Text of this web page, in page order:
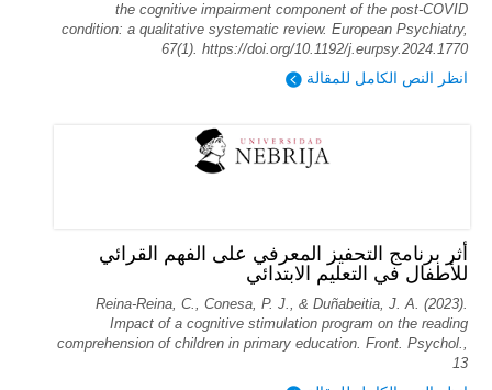
the cognitive impairment component of the post-COVID
condition: a qualitative systematic review. European Psychiatry,
67(1). https://doi.org/10.1192/j.eurpsy.2024.1770
انظر النص الكامل للمقالة
أثر برنامج التحفيز المعرفي على الفهم القرائي
للأطفال في التعليم الابتدائي
Reina-Reina, C., Conesa, P. J., & Duñabeitia, J. A. (2023).
Impact of a cognitive stimulation program on the reading
comprehension of children in primary education. Front. Psychol.,
13